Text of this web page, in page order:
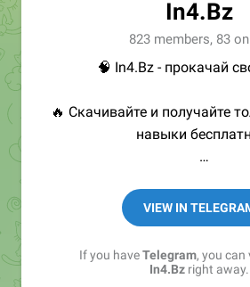
In4.Bz
823 members, 83
🧠 In4.Bz - прокачай
🔥 Скачивайте и получайте
навыки
➖ in4.bz/
➖ https://t.me/
➖ twitter.com/
➖ https://t.me/
VIEW IN
If you haveTelegram, you can
In4.Bz right away.